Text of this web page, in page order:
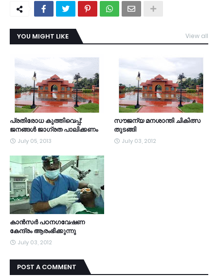
YOU MIGHT LIKE View all
പ്രതിരോധ കുത്തിവെപ്പ്:
ജനങ്ങള്‍ ജാഗ്രത പാലിക്കണം
July 05, 2013
സൗജന്യ മനശാന്തി ചികിത്സ
തുടങ്ങി
July 03, 2012
കാന്‍സര്‍ പഠനഗവേഷണ
കേന്ദ്രം ആരംഭിക്കുന്നു
July 03, 2012
POST A COMMENT